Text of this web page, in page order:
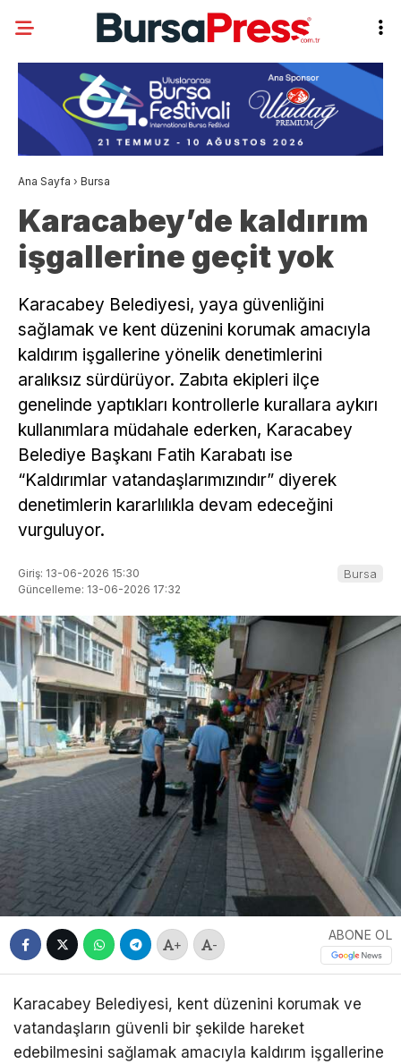
Ana Sayfa › Bursa
Karacabey’de kaldırım
işgallerine geçit yok
Karacabey Belediyesi, yaya güvenliğini
sağlamak ve kent düzenini korumak amacıyla
kaldırım işgallerine yönelik denetimlerini
aralıksız sürdürüyor. Zabıta ekipleri ilçe
genelinde yaptıkları kontrollerle kurallara aykırı
kullanımlara müdahale ederken, Karacabey
Belediye Başkanı Fatih Karabatı ise
“Kaldırımlar vatandaşlarımızındır” diyerek
denetimlerin kararlılıkla devam edeceğini
vurguluyor.
Giriş: 13-06-2026 15:30
Güncelleme: 13-06-2026 17:32
Bursa
+ -
ABONE OL
Karacabey Belediyesi, kent düzenini korumak ve
vatandaşların güvenli bir şekilde hareket
edebilmesini sağlamak amacıyla kaldırım işgallerine